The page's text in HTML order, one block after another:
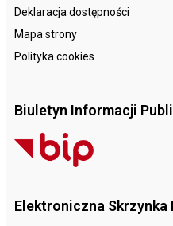
Deklaracja dostępności
Mapa strony
Polityka cookies
Biuletyn Informacji
Elektroniczna Skrzynka